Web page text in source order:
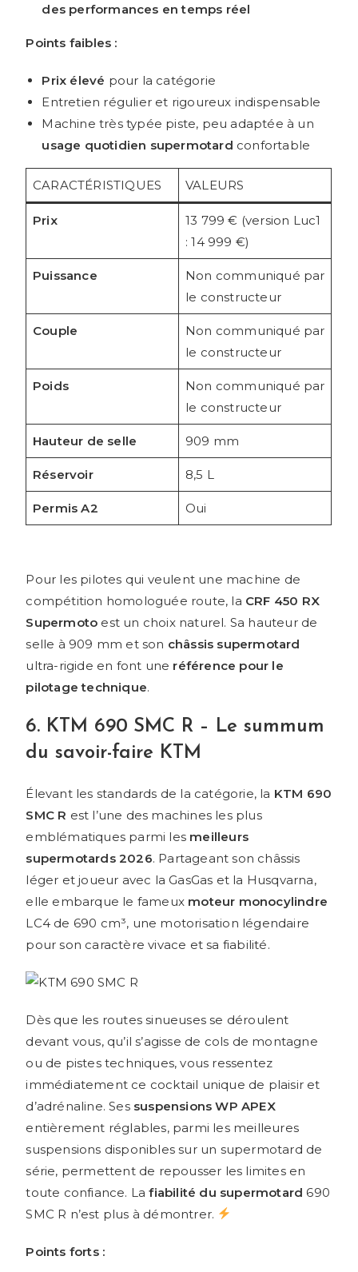
des performances en temps réel
Points faibles :
Prix élevé pour la catégorie
Entretien régulier et rigoureux indispensable
Machine très typée piste, peu adaptée à un
usage quotidien supermotard confortable
CARACTÉRISTIQUES VALEURS
Prix
13 799 € (version Luc1
: 14 999 €)
Puissance
Non communiqué par
le constructeur
Couple
Non communiqué par
le constructeur
Poids
Non communiqué par
le constructeur
Hauteur de selle 909 mm
Réservoir 8,5 L
Permis A2 Oui
Pour les pilotes qui veulent une machine de
compétition homologuée route, la CRF 450 RX
Supermoto est un choix naturel. Sa hauteur de
selle à 909 mm et son châssis supermotard
ultra-rigide en font une référence pour le
pilotage technique.
6. KTM 690 SMC R – Le summum
du savoir-faire KTM
Élevant les standards de la catégorie, la KTM 690
SMC R est l’une des machines les plus
emblématiques parmi les meilleurs
supermotards 2026. Partageant son châssis
léger et joueur avec la GasGas et la Husqvarna,
elle embarque le fameux moteur monocylindre
LC4 de 690 cm³, une motorisation légendaire
pour son caractère vivace et sa fiabilité.
Dès que les routes sinueuses se déroulent
devant vous, qu’il s’agisse de cols de montagne
ou de pistes techniques, vous ressentez
immédiatement ce cocktail unique de plaisir et
d’adrénaline. Ses suspensions WP APEX
entièrement réglables, parmi les meilleures
suspensions disponibles sur un supermotard de
série, permettent de repousser les limites en
toute confiance. Lafiabilité du supermotard 690
SMC R n’est plus à démontrer.
Points forts :